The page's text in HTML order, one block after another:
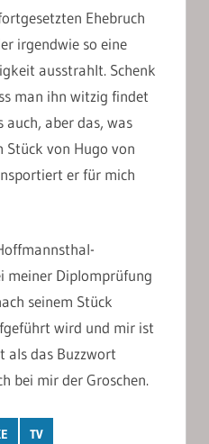
Ehebruch
irgendwie so eine
ausstrahlt. Schenk
man ihn witzig findet
auch, aber das, was
von Hugo von
er für mich
meiner Diplomprüfung
seinem Stück
wird und mir ist
als das Buzzwort
bei mir der Groschen.
TV